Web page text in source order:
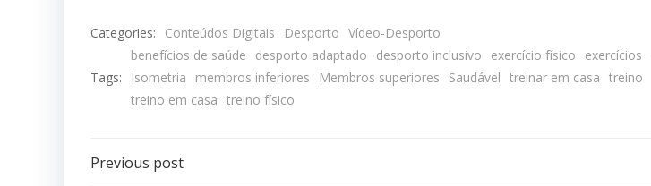
Categories: Conteúdos Digitais Desporto Vídeo-Desporto
Tags:
benefícios de saúde desporto adaptado desporto inclusivo exercício físico exercícios
Isometria
membros inferiores Membros superiores Saudável treinar em casa treino
treino em casa treino físico
Post
Previous post